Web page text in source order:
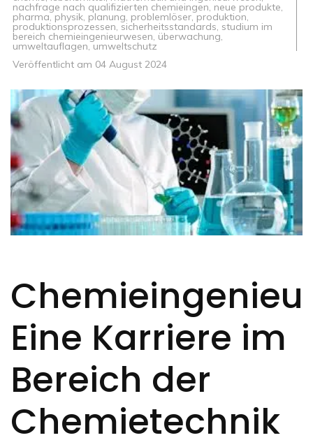
nachfrage nach qualifizierten chemieingen, neue produkte,
pharma,physik, planung, problemlöser,produktion,
produktionsprozessen, sicherheitsstandards, studium im
bereich chemieingenieurwesen, überwachung,
umweltauflagen,umweltschutz
Veröffentlicht am 04 August 2024
Eine Karriere im
Bereich der
Chemietechnik